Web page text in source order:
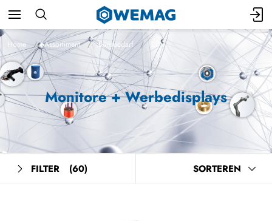
Home Assortiment Bürobedarf EDV
Monitore + Werbedisplays
FILTER (60) SORTEREN